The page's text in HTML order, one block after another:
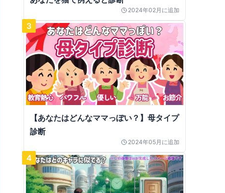
2024年02月 に追加
3
【あなたはどんなママっぽい？】母タイプ
診断
2024年05月 に追加
4